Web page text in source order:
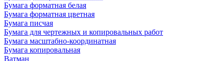
Бумага форматная белая
Бумага форматная цветная
Бумага писчая
Бумага для чертежных и копировальных работ
Бумага масштабно-координатная
Бумага копировальная
Ватман